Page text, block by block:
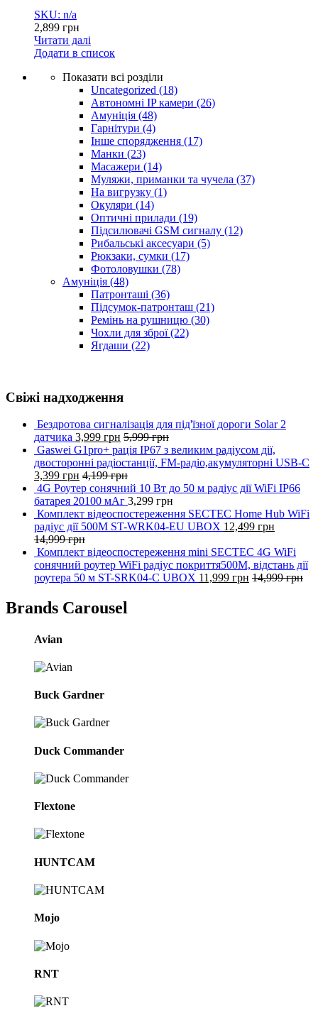
SKU: n/a
2,899 грн
Читати далі
Додати в список
Показати всі розділи
Uncategorized (18)
Автономні IP камери (26)
Амуніція (48)
Гарнітури (4)
Інше спорядження (17)
Манки (23)
Масажери (14)
Муляжи, приманки та чучела (37)
На вигрузку (1)
Окуляри (14)
Оптичні прилади (19)
Підсилювачі GSM сигналу (12)
Рибальські аксесуари (5)
Рюкзаки, сумки (17)
Фотоловушки (78)
Амуніція (48)
Патронташі (36)
Підсумок-патронташ (21)
Ремінь на рушницю (30)
Чохли для зброї(22)
Ягдаши (22)
Свіжі надходження
Бездротова сигналізація для під'їзної дороги Solar 2
датчика 3,999 грн 5,999грн
Gaswei G1pro+ рація IP67 з великим радіусом дії,
двосторонні радіостанції, FM-радіо,акумуляторні USB-C
3,399 грн 4,199грн
4G Роутер сонячний 10 Вт до 50 м радіус дії WiFi IP66
батарея 20100 мАг 3,299 грн
Комплект відеоспостереження SECTEC Home Hub WiFi
радіус дії 500M ST-WRK04-EU UBOX 12,499 грн
14,999грн
Комплект відеоспостереження mini SECTEC 4G WiFi
сонячний роутер WiFi радіус покриття500M, відстань дії
роутера 50 м ST-SRK04-C UBOX 11,999 грн 14,999грн
Brands Carousel
Avian
Buck Gardner
Duck Commander
Flextone
HUNTCAM
Mojo
RNT